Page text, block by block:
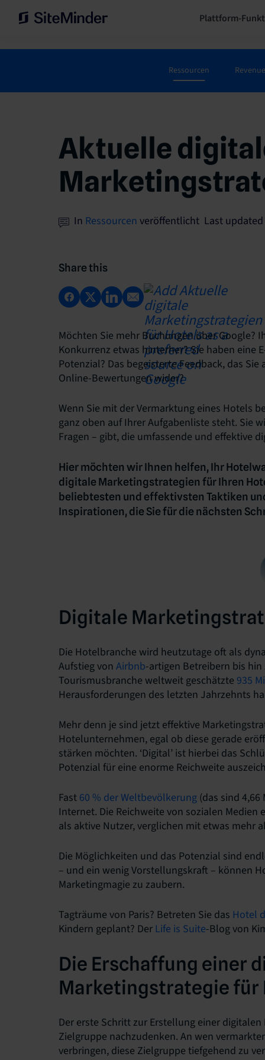
Plattform-
Ressourcen
Aktuelle
In Ressourcen veröffentlicht Last updated
Share this
Möchten Sie mehr Buchungen über Google?
Konkurrenz etwas hinterher? Sie haben eine
Potenzial? Das begeisterte Feedback, das
Online-Bewertungen wider?
Wenn Sie mit der Vermarktung eines Hotels
ganz oben auf Ihrer Aufgabenliste steht. Sie
Fragen – gibt, die umfassende und effektive
Hier möchten wir Ihnen helfen, Ihr
digitale Marketingstrategien für Ihren
beliebtesten und effektivsten Taktiken
Inspirationen, die Sie für die nächsten
Digitale
Die Hotelbranche wird heutzutage oft als
Aufstieg von Airbnb-artigen Betreibern bis
Tourismusbranche weltweit geschätzte 935
Herausforderungen des letzten Jahrzehnts
Mehr denn je sind jetzt effektive
Hotelunternehmen, egal ob diese gerade
stärken möchten. ‘Digital’ ist hierbei das
Potenzial für eine enorme Reichweite
Fast 60 % der Weltbevölkerung (das sind
Internet. Die Reichweite von sozialen
als aktive Nutzer, verglichen mit etwas mehr
Die Möglichkeiten und das Potenzial sind
– und ein wenig Vorstellungskraft – können
Marketingmagie zu zaubern.
Tagträume von Paris? Betreten Sie das Hotel
Kindern geplant? Der Life is Suite-Blog von
Die Erschaffung einer
Marketingstrategie für
Der erste Schritt zur Erstellung einer
Zielgruppe nachzudenken. An wen
verbringen, diese Zielgruppe tiefgehend zu